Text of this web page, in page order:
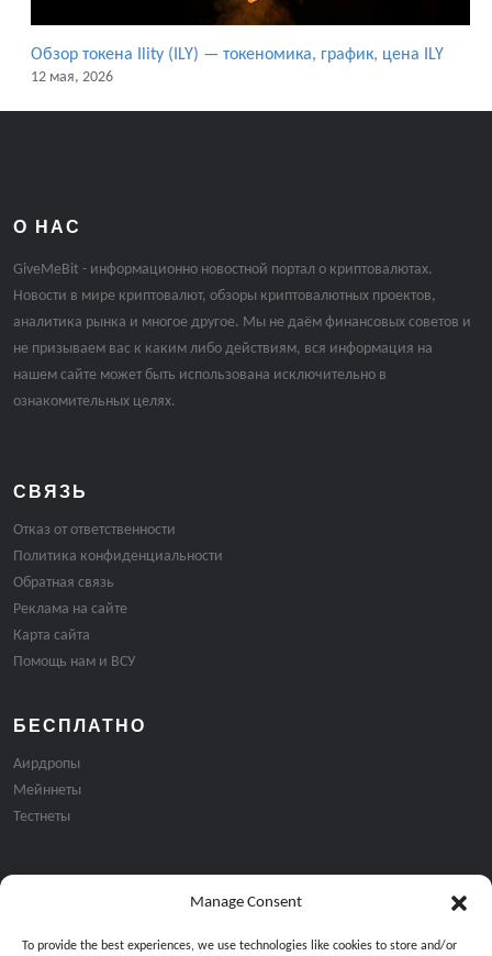
Manage Consent
To provide the best experiences, we use technologies like cookies to store and/or
Обзор токена Ility (ILY) — токеномика, график, цена ILY
12 мая, 2026
О НАС
GiveMeBit - информационно новостной портал о криптовалютах.
Новости в мире криптовалют, обзоры криптовалютных проектов,
аналитика рынка и многое другое. Мы не даём финансовых советов и
не призываем вас к каким либо действиям, вся информация на
нашем сайте может быть использована исключительно в
ознакомительных целях.
СВЯЗЬ
Отказ от ответственности
Политика конфиденциальности
Обратная связь
Реклама на сайте
Карта сайта
Помощь нам и ВСУ
БЕСПЛАТНО
Аирдропы
Мейннеты
Тестнеты
Подписка на email рассылку: